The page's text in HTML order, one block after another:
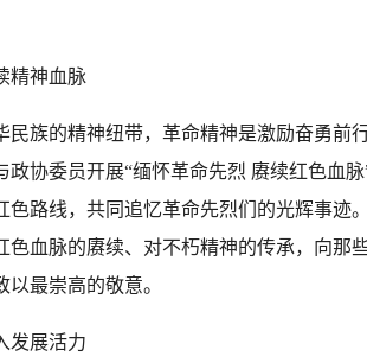
精神血脉
民族的精神纽带，革命精神是激励奋勇前
政协委员开展“缅怀革命先烈 赓续红色血
色路线，共同追忆革命先烈们的光辉事迹
色血脉的赓续、对不朽精神的传承，向那
最崇高的敬意。
发展活力